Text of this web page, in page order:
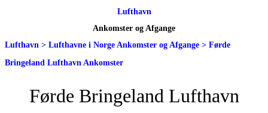
Lufthavn
Ankomster og Afgange
Lufthavn > Lufthavne i Norge Ankomster og Afgange > Førde
Bringeland Lufthavn Ankomster
Førde Bringeland Lufthavn